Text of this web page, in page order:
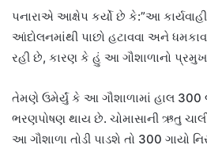
પનારાએ આક્ષેપ કર્યો છે કે:”આ
આંદોલનમાંથી પાછો હટાવવા અને
રહી છે, કારણ કે હું આ ગૌશાળાનો
તેમણે ઉમેર્યું કે આ ગૌશાળામાં હાલ 300
ભરણપોષણ થાય છે. ચોમાસાની ઋતુ
આ ગૌશાળા તોડી પાડશે તો 300 ગાયો